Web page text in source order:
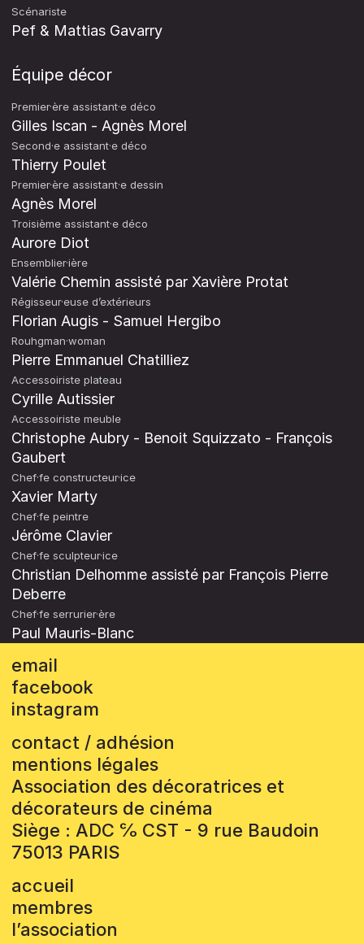
Scénariste
Pef & Mattias Gavarry
Équipe décor
Premier·ère assistant·e déco
Gilles Iscan - Agnès Morel
Second·e assistant·e déco
Thierry Poulet
Premier·ère assistant·e dessin
Agnès Morel
Troisième assistant·e déco
Aurore Diot
Ensemblier·ière
Valérie Chemin assisté par Xavière Protat
Régisseur·euse d’extérieurs
Florian Augis - Samuel Hergibo
Rouhgman·woman
Pierre Emmanuel Chatilliez
Accessoiriste plateau
Cyrille Autissier
Accessoiriste meuble
Christophe Aubry - Benoit Squizzato - François
Gaubert
Chef·fe constructeur·ice
Xavier Marty
Chef·fe peintre
Jérôme Clavier
Chef·fe sculpteur·ice
Christian Delhomme assisté par François Pierre
Deberre
Chef·fe serrurier·ère
Paul Mauris-Blanc
email
facebook
instagram
contact / adhésion
mentions légales
Association des décoratrices et
décorateurs de cinéma
Siège : ADC ℅ CST - 9 rue Baudoin
75013 PARIS
accueil
membres
l’association